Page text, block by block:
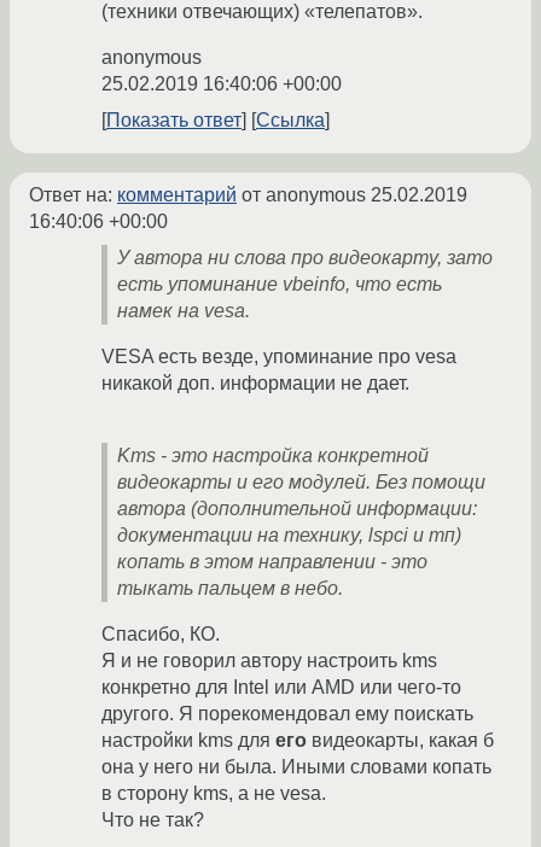
(техники отвечающих) «телепатов».
anonymous
25.02.2019 16:40:06 +00:00
Показать ответ
Ссылка
Ответ на: комментарий от anonymous 25.02.2019
16:40:06 +00:00
У автора ни слова про видеокарту, зато
есть упоминание vbeinfo, что есть
намек на vesa.
VESA есть везде, упоминание про vesa
никакой доп. информации не дает.
Kms - это настройка конкретной
видеокарты и его модулей. Без помощи
автора (дополнительной информации:
документации на технику, lspci и тп)
копать в этом направлении - это
тыкать пальцем в небо.
Спасибо, КО.
Я и не говорил автору настроить kms
конкретно для Intel или AMD или чего-то
другого. Я порекомендовал ему поискать
настройки kms для его видеокарты, какая б
она у него ни была. Иными словами копать
в сторону kms, а не vesa.
Что не так?